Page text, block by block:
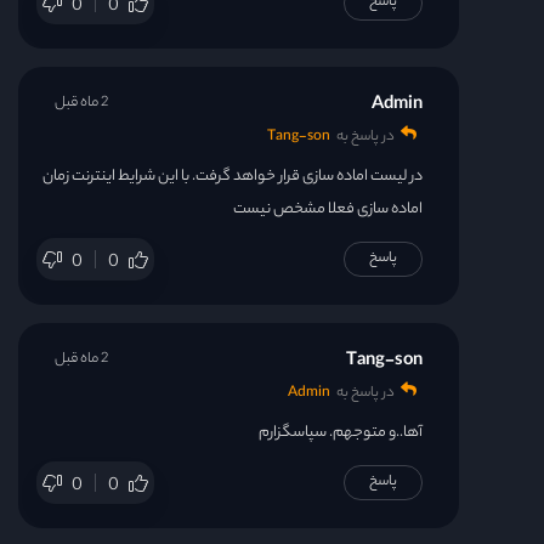
قسمت 30
قسمت 33
قسمت 34
قسمت 35
آهنگ سریال
0 0
Admin
در پاسخ به Tang-son
در لیست اماده سازی قرار خواهد گرفت. با این شرایط اینترنت زمان
اماده سازی فعلا مشخص نیست
0 0
2 ماه قبل
پاسخ
Tang-son
در پاسخ به Admin
آها..و متوجهم. سپاسگزارم
0 0
2 ماه قبل
پاسخ